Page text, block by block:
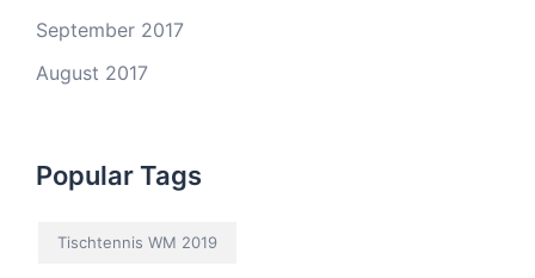
September 2017
August 2017
Popular Tags
Tischtennis WM 2019